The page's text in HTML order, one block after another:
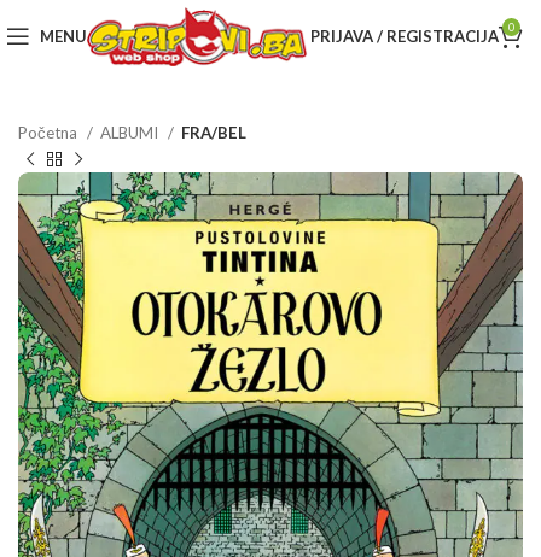
MENU PRIJAVA / REGISTRACIJA 0
Početna ALBUMI FRA/BEL